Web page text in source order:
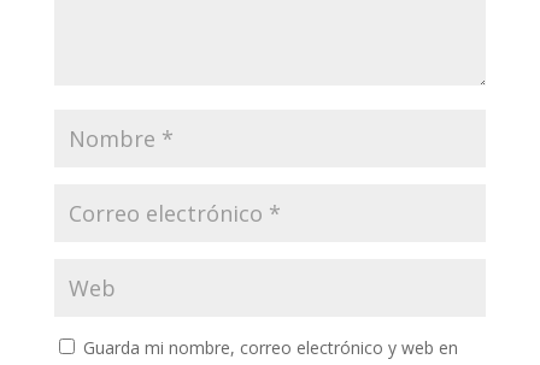
Guarda mi nombre, correo electrónico y web en